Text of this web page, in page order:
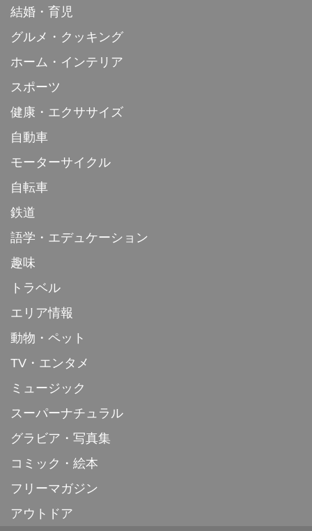
結婚・育児
グルメ・クッキング
ホーム・インテリア
スポーツ
健康・エクササイズ
自動車
モーターサイクル
自転車
鉄道
語学・エデュケーション
趣味
トラベル
エリア情報
動物・ペット
TV・エンタメ
ミュージック
スーパーナチュラル
グラビア・写真集
コミック・絵本
フリーマガジン
アウトドア